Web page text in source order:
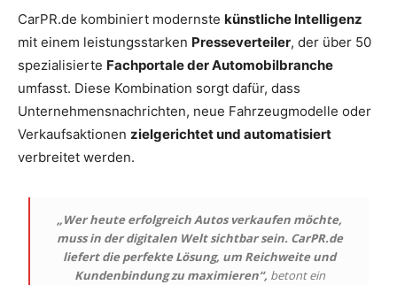
CarPR.de kombiniert modernste künstliche Intelligenz
mit einem leistungsstarken Presseverteiler, der über 50
spezialisierte Fachportale der Automobilbranche
umfasst. Diese Kombination sorgt dafür, dass
Unternehmensnachrichten, neue Fahrzeugmodelle oder
Verkaufsaktionen zielgerichtet und automatisiert
verbreitet werden.
„Wer heute erfolgreich Autos verkaufen möchte,
muss in der digitalen Welt sichtbar sein. CarPR.de
liefert die perfekte Lösung, um Reichweite und
Kundenbindung zu maximieren“, betont ein